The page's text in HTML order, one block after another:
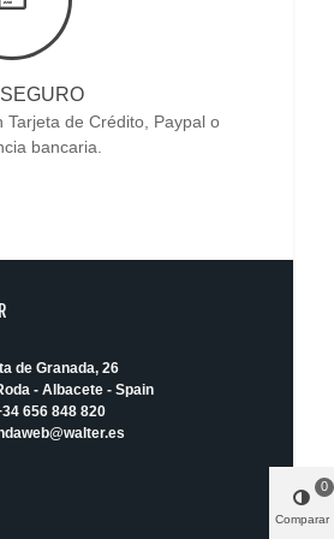
de Crédito, Paypal o
bancaria.
de Granada, 26
- Albacete - Spain
656 848 820
Comparar
0